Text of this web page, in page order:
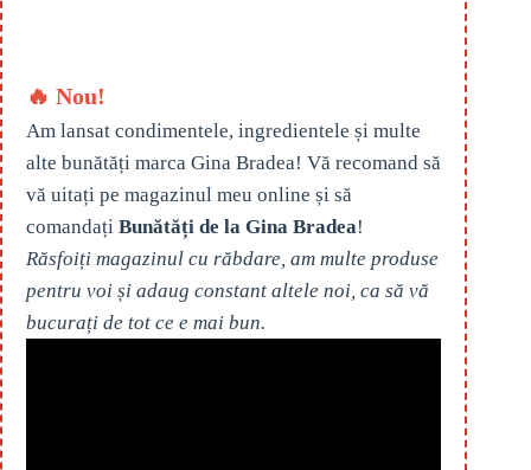
🔥 Nou!
Am lansat condimentele, ingredientele și multe
alte bunătăți marca Gina Bradea! Vă recomand să
vă uitați pe magazinul meu online și să
comandați Bunătăți de la Gina Bradea!
Răsfoiți magazinul cu răbdare, am multe produse
pentru voi și adaug constant altele noi, ca să vă
bucurați de tot ce e mai bun.